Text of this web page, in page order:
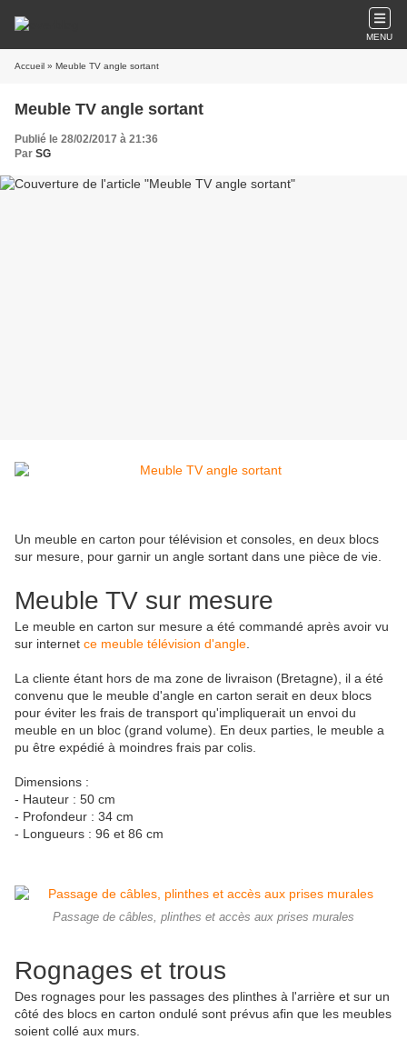
MENU
Accueil » Meuble TV angle sortant
Meuble TV angle sortant
Publié le 28/02/2017 à 21:36
Par SG
Un meuble en carton pour télévision et consoles, en deux blocs
sur mesure, pour garnir un angle sortant dans une pièce de vie.
Meuble TV sur mesure
Le meuble en carton sur mesure a été commandé après avoir vu
sur internet ce meuble télévision d'angle
La cliente étant hors de ma zone de livraison (Bretagne), il a été
convenu que le meuble d'angle en carton serait en deux blocs
pour éviter les frais de transport qu'impliquerait un envoi du
meuble en un bloc (grand volume). En deux parties, le meuble a
pu être expédié à moindres frais par colis.
Dimensions :
- Hauteur : 50 cm
- Profondeur : 34 cm
- Longueurs : 96 et 86 cm
Passage de câbles, plinthes et accès aux prises murales
Rognages et trous
Des rognages pour les passages des plinthes à l'arrière et sur un
côté des blocs en carton ondulé sont prévus afin que les meubles
soient collé aux murs.